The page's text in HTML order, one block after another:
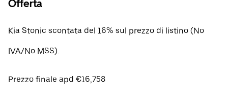
Offerta
Kia Stonic scontata del 16% sul prezzo di listino (No
IVA/No MSS).
Prezzo finale apd €16,758